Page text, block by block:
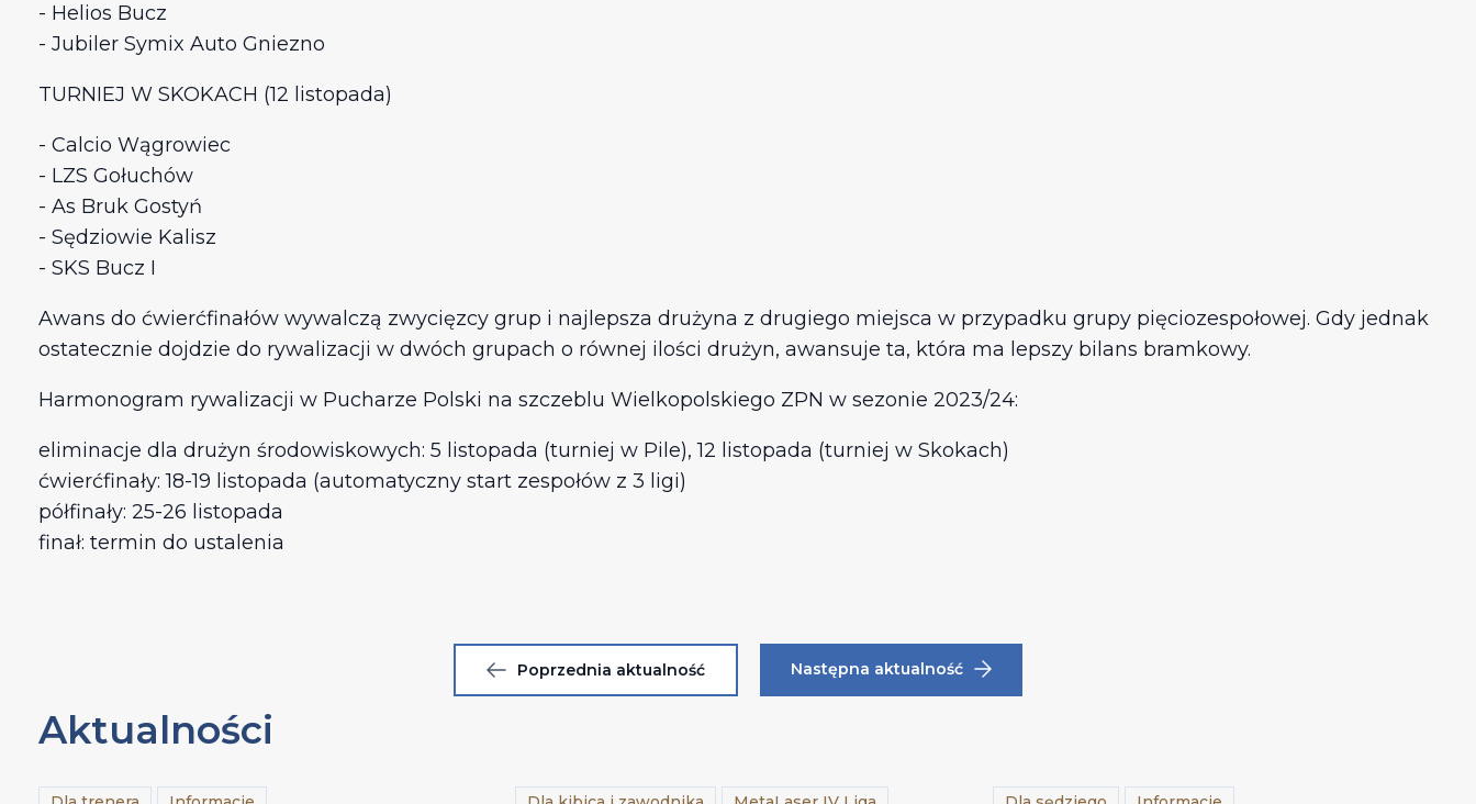
- Helios Bucz
- Jubiler Symix Auto Gniezno
TURNIEJ W SKOKACH (12 listopada)
- Calcio Wągrowiec
- LZS Gołuchów
- As Bruk Gostyń
- Sędziowie Kalisz
- SKS Bucz I
Awans do ćwierćfinałów wywalczą zwycięzcy grup i najlepsza drużyna z drugiego miejsca w przypadku grupy pięciozespołowej. Gdy jednak
ostatecznie dojdzie do rywalizacji w dwóch grupach o równej ilości drużyn, awansuje ta, która ma lepszy bilans bramkowy.
Harmonogram rywalizacji w Pucharze Polski na szczeblu Wielkopolskiego ZPN w sezonie 2023/24:
eliminacje dla drużyn środowiskowych: 5 listopada (turniej w Pile), 12 listopada (turniej w Skokach)
ćwierćfinały: 18-19 listopada (automatyczny start zespołów z 3 ligi)
półfinały: 25-26 listopada
finał: termin do ustalenia
Poprzednia aktualność Następna aktualność
Aktualności